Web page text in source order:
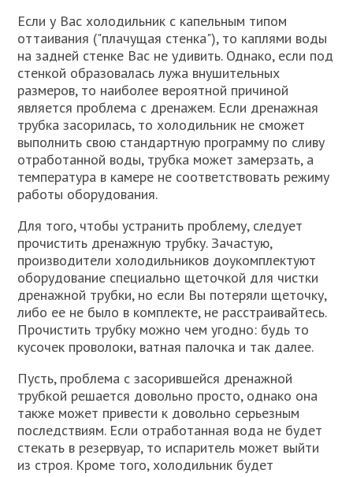
Если у Вас холодильник с капельным типом
оттаивания ("плачущая стенка"), то каплями воды
на задней стенке Вас не удивить. Однако, если под
стенкой образовалась лужа внушительных
размеров, то наиболее вероятной причиной
является проблема с дренажем. Если дренажная
трубка засорилась, то холодильник не сможет
выполнить свою стандартную программу по сливу
отработанной воды, трубка может замерзать, а
температура в камере не соответствовать режиму
работы оборудования.
Для того, чтобы устранить проблему, следует
прочистить дренажную трубку. Зачастую,
производители холодильников доукомплектуют
оборудование специально щеточкой для чистки
дренажной трубки, но если Вы потеряли щеточку,
либо ее не было в комплекте, не расстраивайтесь.
Прочистить трубку можно чем угодно: будь то
кусочек проволоки, ватная палочка и так далее.
Пусть, проблема с засорившейся дренажной
трубкой решается довольно просто, однако она
также может привести к довольно серьезным
последствиям. Если отработанная вода не будет
стекать в резервуар, то испаритель может выйти
из строя. Кроме того, холодильник будет